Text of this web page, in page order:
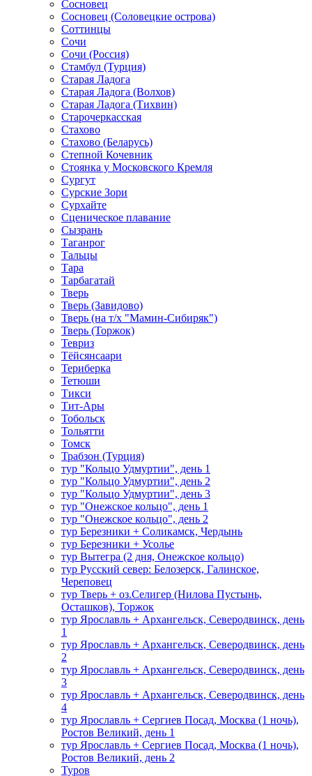
Сосновец
Сосновец (Соловецкие острова)
Соттинцы
Сочи
Сочи (Россия)
Стамбул (Турция)
Старая Ладога
Старая Ладога (Волхов)
Старая Ладога (Тихвин)
Старочеркасская
Стахово
Стахово (Беларусь)
Степной Кочевник
Стоянка у Московского Кремля
Сургут
Сурские Зори
Сурхайте
Сценическое плавание
Сызрань
Таганрог
Тальцы
Тара
Тарбагатай
Тверь
Тверь (Завидово)
Тверь (на т/х "Мамин-Сибиряк")
Тверь (Торжок)
Тевриз
Тёйсянсаари
Териберка
Тетюши
Тикси
Тит-Ары
Тобольск
Тольятти
Томск
Трабзон (Турция)
тур "Кольцо Удмуртии", день 1
тур "Кольцо Удмуртии", день 2
тур "Кольцо Удмуртии", день 3
тур "Онежское кольцо", день 1
тур "Онежское кольцо", день 2
тур Березники + Соликамск, Чердынь
тур Березники + Усолье
тур Вытегра (2 дня, Онежское кольцо)
тур Русский север: Белозерск, Галинское,
Череповец
тур Тверь + оз.Селигер (Нилова Пустынь,
Осташков), Торжок
тур Ярославль + Архангельск, Северодвинск, день
1
тур Ярославль + Архангельск, Северодвинск, день
2
тур Ярославль + Архангельск, Северодвинск, день
3
тур Ярославль + Архангельск, Северодвинск, день
4
тур Ярославль + Сергиев Посад, Москва (1 ночь),
Ростов Великий, день 1
тур Ярославль + Сергиев Посад, Москва (1 ночь),
Ростов Великий, день 2
Туров